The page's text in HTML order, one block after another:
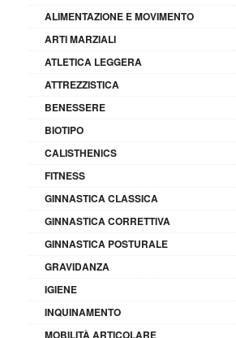
ALIMENTAZIONE E MOVIMENTO
ARTI MARZIALI
ATLETICA LEGGERA
ATTREZZISTICA
BENESSERE
BIOTIPO
CALISTHENICS
FITNESS
GINNASTICA CLASSICA
GINNASTICA CORRETTIVA
GINNASTICA POSTURALE
GRAVIDANZA
IGIENE
INQUINAMENTO
MOBILITÀ ARTICOLARE